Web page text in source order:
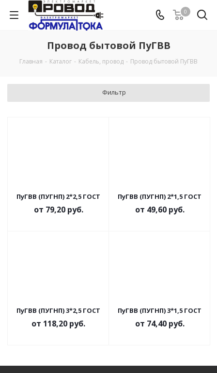
0
Провод бытовой ПуГВВ
Главная - Каталог - Кабель, провод - Провод бытовой ПуГВВ
Фильтр
ПуГВВ (ПУГНП) 2*2,5 ГОСТ
от 79,20 руб.
ПуГВВ (ПУГНП) 2*1,5 ГОСТ
от 49,60 руб.
ПуГВВ (ПУГНП) 3*2,5 ГОСТ
от 118,20 руб.
ПуГВВ (ПУГНП) 3*1,5 ГОСТ
от 74,40 руб.